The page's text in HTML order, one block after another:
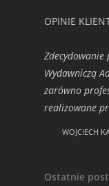
OPINIE
Zdecydowanie
Wydawniczą
zarówno
realizowane
WOJCIECH
Ostatnie